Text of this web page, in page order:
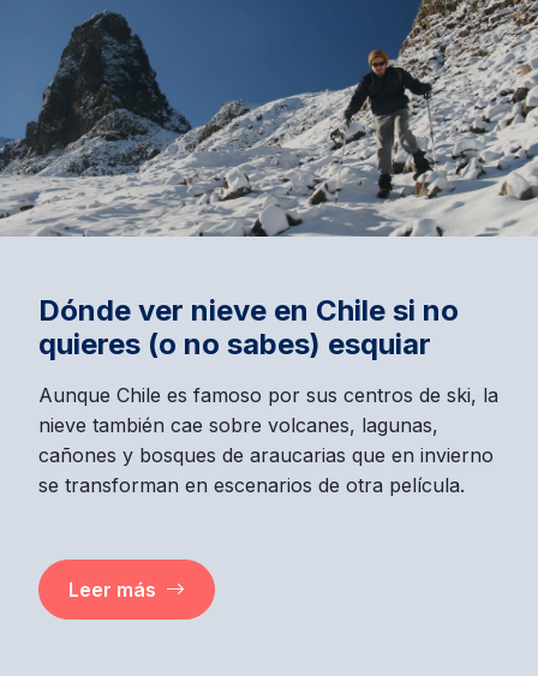
Dónde ver nieve en Chile si no
quieres (o no sabes) esquiar
Aunque Chile es famoso por sus centros de ski, la
nieve también cae sobre volcanes, lagunas,
cañones y bosques de araucarias que en invierno
se transforman en escenarios de otra película.
Leer más